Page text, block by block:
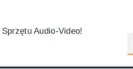
Audio-Video!